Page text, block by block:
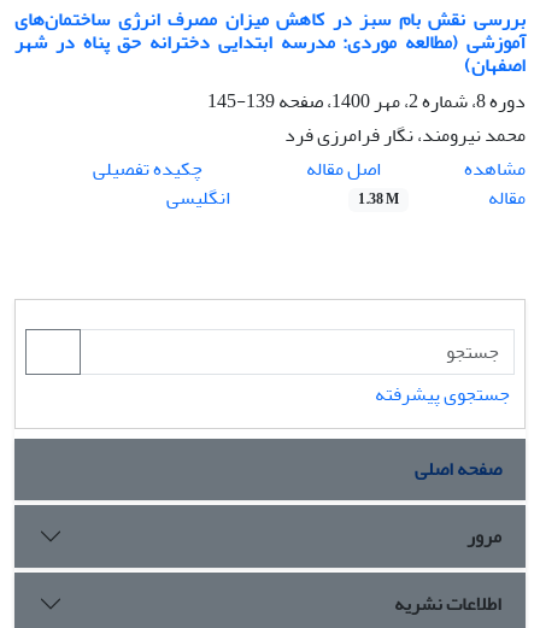
بررسی نقش بام سبز در کاهش میزان مصرف انرژی ساختمان‌های
آموزشی (مطالعه موردی: مدرسه ابتدایی دخترانه حق پناه در شهر
اصفهان)
دوره 8، شماره 2، مهر 1400، صفحه
139-145
محمد نیرومند، نگار فرامرزی فرد
مشاهده
مقاله
اصل مقاله
1.38 M
چکیده تفصیلی
انگلیسی
جستجوی پیشرفته
صفحه اصلی
مرور
اطلاعات نشریه